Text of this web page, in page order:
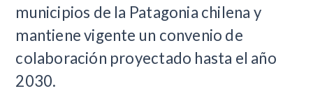
municipios de la Patagonia chilena y
mantiene vigente un convenio de
colaboración proyectado hasta el año
2030.